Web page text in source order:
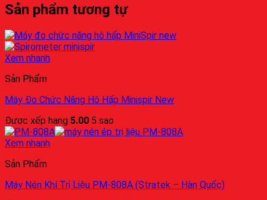
Sản phẩm tương tự
Xem nhanh
Sản Phẩm
Máy Đo Chức Năng Hô Hấp Minispir New
Được xếp hạng 5.00 5 sao
Xem nhanh
Sản Phẩm
Máy Nén Khí Trị Liệu PM-808A (Stratek – Hàn Quốc)